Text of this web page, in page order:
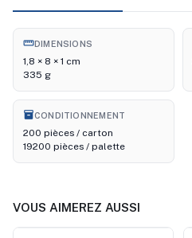
straightenDIMENSIONS
1,8 × 8 × 1 cm
335 g
inventory_2
CONDITIONNEMENT
200 pièces / carton
19200 pièces / palette
VOUS AIMEREZ AUSSI